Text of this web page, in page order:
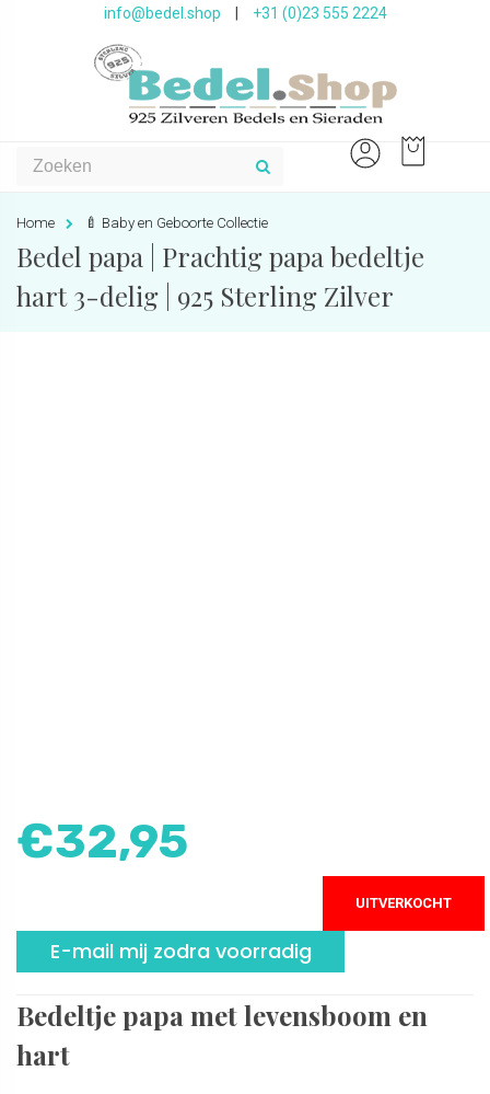
info@bedel.shop +31 (0)23 555 2224
Home 🍼 Baby en Geboorte Collectie
Bedel papa | Prachtig papa bedeltje
hart 3-delig | 925 Sterling Zilver
€32,95
UITVERKOCHT
E-mail mij zodra voorradig
Bedeltje papa met levensboom en
hart